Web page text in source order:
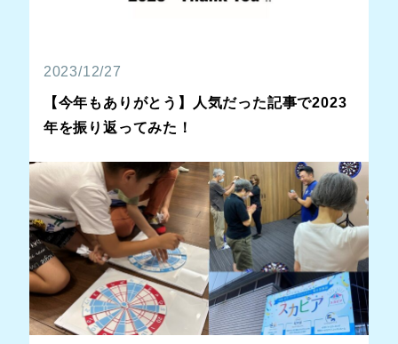
2023/12/27
【今年もありがとう】人気だった記事で2023
年を振り返ってみた！